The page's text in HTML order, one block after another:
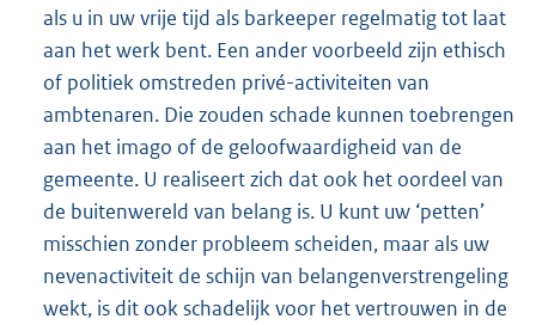
als u in uw vrije tijd als barkeeper regelmatig tot laat
aan het werk bent. Een ander voorbeeld zijn ethisch
of politiek omstreden privé-activiteiten van
ambtenaren. Die zouden schade kunnen toebrengen
aan het imago of de geloofwaardigheid van de
gemeente. U realiseert zich dat ook het oordeel van
de buitenwereld van belang is. U kunt uw ‘petten’
misschien zonder probleem scheiden, maar als uw
nevenactiviteit de schijn van belangenverstrengeling
wekt, is dit ook schadelijk voor het vertrouwen in de